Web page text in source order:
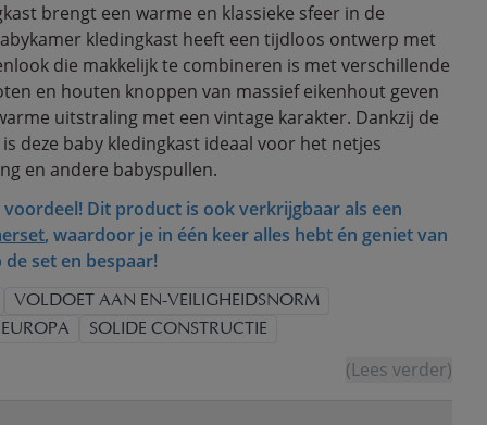
brengt een warme en klassieke sfeer in de
kledingkast heeft een tijdloos ontwerp met
die makkelijk te combineren is met verschillende
en houten knoppen van massief eikenhout geven
uitstraling met een vintage karakter. Dankzij de
deze baby kledingkast ideaal voor het netjes
en andere babyspullen.
Dit product is ook verkrijgbaar als een
, waardoor je in één keer alles hebt én geniet van
set en bespaar!
VOLDOET AAN EN-VEILIGHEIDSNORM
SOLIDE CONSTRUCTIE
(Lees verder)